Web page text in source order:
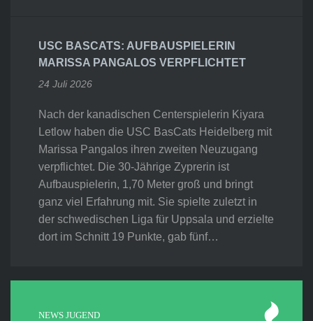
USC BASCATS: AUFBAUSPIELERIN
MARISSA PANGALOS VERPFLICHTET
24 Juli 2026
Nach der kanadischen Centerspielerin Kiyara
Letlow haben die USC BasCats Heidelberg mit
Marissa Pangalos ihren zweiten Neuzugang
verpflichtet. Die 30-Jährige Zyprerin ist
Aufbauspielerin, 1,70 Meter groß und bringt
ganz viel Erfahrung mit. Sie spielte zuletzt in
der schwedischen Liga für Uppsala und erzielte
dort im Schnitt 19 Punkte, gab fünf…
NEWS JUGEND